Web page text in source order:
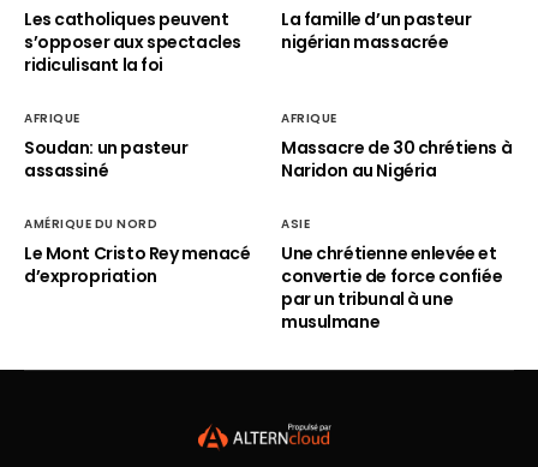
Les catholiques peuvent
s’opposer aux spectacles
ridiculisant la foi
La famille d’un pasteur
nigérian massacrée
AFRIQUE
Soudan: un pasteur
assassiné
AFRIQUE
Massacre de 30 chrétiens à
Naridon au Nigéria
AMÉRIQUE DU NORD
Le Mont Cristo Rey menacé
d’expropriation
ASIE
Une chrétienne enlevée et
convertie de force confiée
par un tribunal à une
musulmane